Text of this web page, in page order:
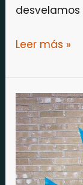
Leer más »
5
consejos
para
sobrevivir
en